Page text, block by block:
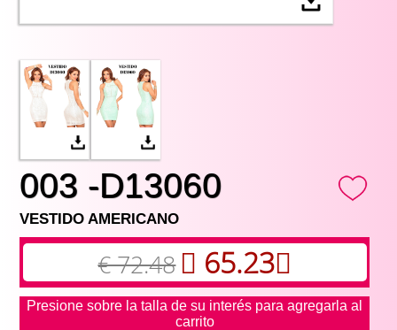
003 -D13060
VESTIDO AMERICANO
€ 72.48 65.23
Presione sobre la talla de su interés para agregarla al
carrito